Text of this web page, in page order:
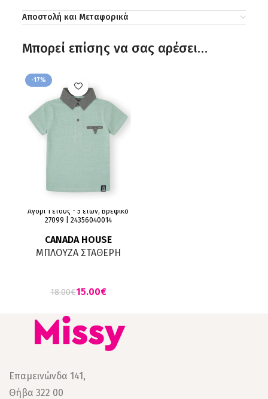
Αποστολή και Μεταφορικά
Μπορεί επίσης να σας αρέσει…
-17%
Αγόρι 1 έτους - 5 ετών, Βρεφικό
27099 | 24356040014
CANADA HOUSE
ΜΠΛΟΥΖΑ ΣΤΑΘΕΡΗ
18.00€15.00€
Επαμεινώνδα 141,
Θήβα 322 00